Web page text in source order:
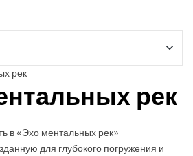
рек
в «Эхо ментальных рек» –
для глубокого погружения и